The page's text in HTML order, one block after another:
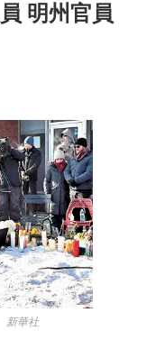
明州官員
新華社